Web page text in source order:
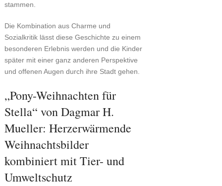
stammen.
Die Kombination aus Charme und
Sozialkritik lässt diese Geschichte zu einem
besonderen Erlebnis werden und die Kinder
später mit einer ganz anderen Perspektive
und offenen Augen durch ihre Stadt gehen.
„Pony-Weihnachten für
Stella“ von Dagmar H.
Mueller: Herzerwärmende
Weihnachtsbilder
kombiniert mit Tier- und
Umweltschutz